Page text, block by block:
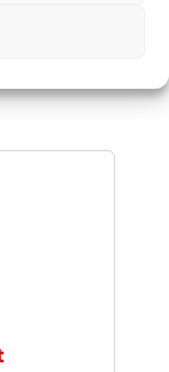
IT služeb